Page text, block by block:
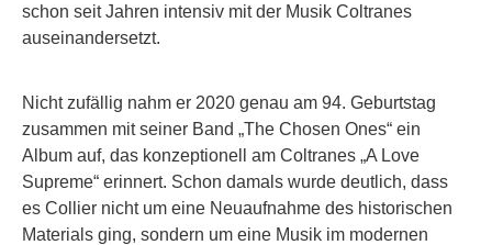
schon seit Jahren intensiv mit der Musik Coltranes
auseinandersetzt.
Nicht zufällig nahm er 2020 genau am 94. Geburtstag
zusammen mit seiner Band „The Chosen Ones“ ein
Album auf, das konzeptionell am Coltranes „A Love
Supreme“ erinnert. Schon damals wurde deutlich, dass
es Collier nicht um eine Neuaufnahme des historischen
Materials ging, sondern um eine Musik im modernen